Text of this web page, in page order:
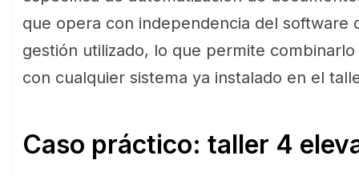
que opera con independencia del software
gestión utilizado, lo que permite combinarlo
con cualquier sistema ya instalado en el
Caso práctico: taller 4